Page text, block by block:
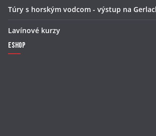
Túry s horským vodcom - výstup na
Lavínové kurzy
Eshop